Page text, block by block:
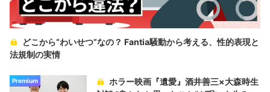
どこから“わいせつ”なの？ Fantia騒動から考える、性的表現と
法規制の実情
Premium
ホラー映画『遺愛』酒井善三×大森時生